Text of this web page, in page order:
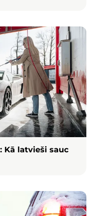
Kā latvieši sauc